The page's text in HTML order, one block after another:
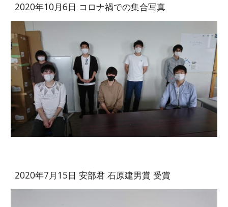
2020年10月6日 コロナ禍での集合写真
2020年7月15日 安部君 石原建男賞 受賞